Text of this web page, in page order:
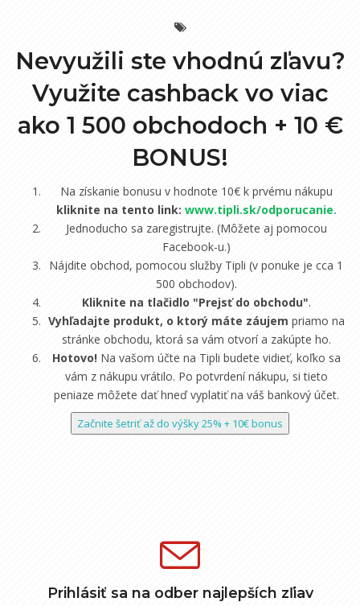
Nevyužili ste vhodnú zľavu?
Využite cashback vo viac
ako 1 500 obchodoch + 10 €
BONUS!
Na získanie bonusu v hodnote 10€ k prvému nákupu
kliknite na tento link: www.tipli.sk/odporucanie.
Jednoducho sa zaregistrujte. (Môžete aj pomocou
Facebook-u.)
Nájdite obchod, pomocou služby Tipli (v ponuke je cca 1
500 obchodov).
Kliknite na tlačidlo "Prejsť do obchodu".
Vyhľadajte produkt, o ktorý máte záujem priamo na
stránke obchodu, ktorá sa vám otvorí a zakúpte ho.
Hotovo! Na vašom účte na Tipli budete vidieť, koľko sa
vám z nákupu vrátilo. Po potvrdení nákupu, si tieto
peniaze môžete dať hneď vyplatiť na váš bankový účet.
Začnite šetriť až do výšky 25% + 10€ bonus
Prihlásiť sa na odber najlepších zľiav